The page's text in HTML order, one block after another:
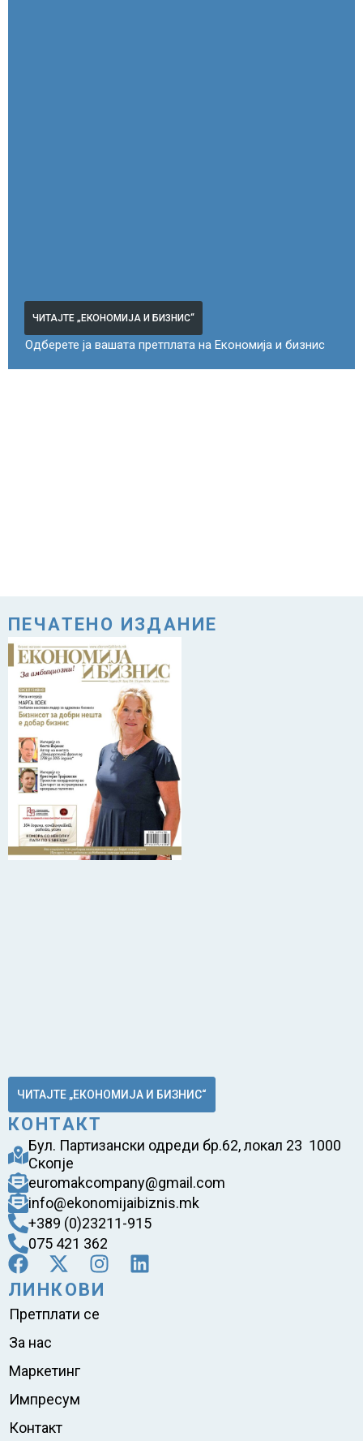
ЧИТАЈТЕ „ЕКОНОМИЈА И БИЗНИС“
Одберете ја вашата претплата на Економија и бизнис
ПЕЧАТЕНО ИЗДАНИЕ
ЧИТАЈТЕ „ЕКОНОМИЈА И БИЗНИС“
КОНТАКТ
Бул. Партизански одреди бр.62, локал 23 1000
Скопје
euromakcompany@gmail.com
info@ekonomijaibiznis.mk
+389 (0)23211-915
075 421 362
ЛИНКОВИ
Претплати се
За нас
Маркетинг
Импресум
Контакт